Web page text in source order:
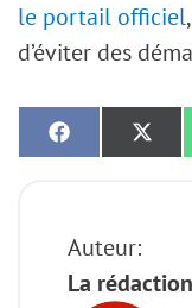
le portail officiel
d’éviter des
Share
on
Share
on
Auteur:
La